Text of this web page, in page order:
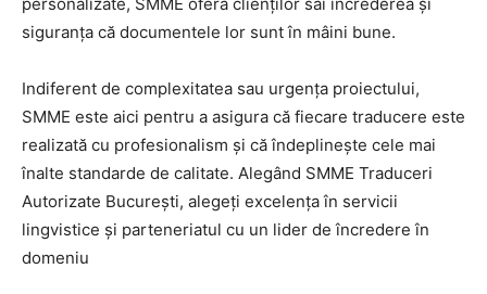
siguranța că documentele lor sunt în mâini bune.
Indiferent de complexitatea sau urgența proiectului,
SMME este aici pentru a asigura că fiecare traducere este
realizată cu profesionalism și că îndeplinește cele mai
înalte standarde de calitate. Alegând SMME Traduceri
Autorizate București, alegeți excelența în servicii
lingvistice și parteneriatul cu un lider de încredere în
domeniu